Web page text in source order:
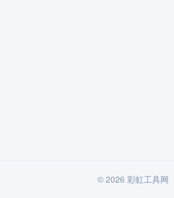
© 2026 彩虹工具网